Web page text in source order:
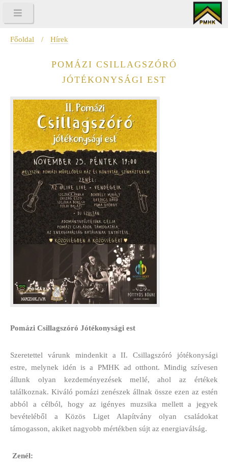
Főoldal / Hírek
POMÁZI CSILLAGSZÓRÓ
JÓTÉKONYSÁGI EST
Pomázi Csillagszóró Jótékonysági est
Szeretettel várunk mindenkit a II. Csillagszóró jótékonysági
estre, melynek idén is a PMHK ad otthont. Mindig szívesen
állunk olyan kezdeményezések mellé, ahol az értékek
találkoznak. Kiváló pomázi zenészek állnak össze ezen az estén
abból a célból, hogy az igényes muzsika mellett a jegyek
bevételéből a Közös Liget Alapítvány olyan családokat
támogasson, akiket nagyobb mértékben sújt az energiaválság.
Zenél: